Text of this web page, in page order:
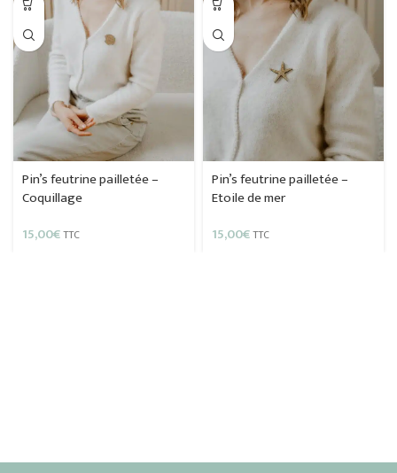
Pin’s feutrine pailletée –
Coquillage
15,00€TTC
Pin’s feutrine pailletée –
Etoile de mer
15,00€TTC